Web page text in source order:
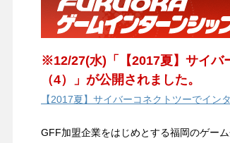
※12/27(水)「【2017夏】サイバ
（4）」が公開されました。
【2017夏】サイバーコネクトツーでイン
GFF加盟企業をはじめとする福岡のゲー